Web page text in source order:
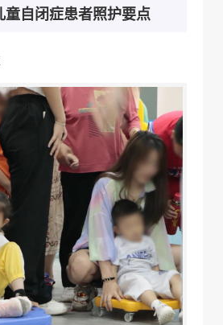
童自闭症患者照护要点